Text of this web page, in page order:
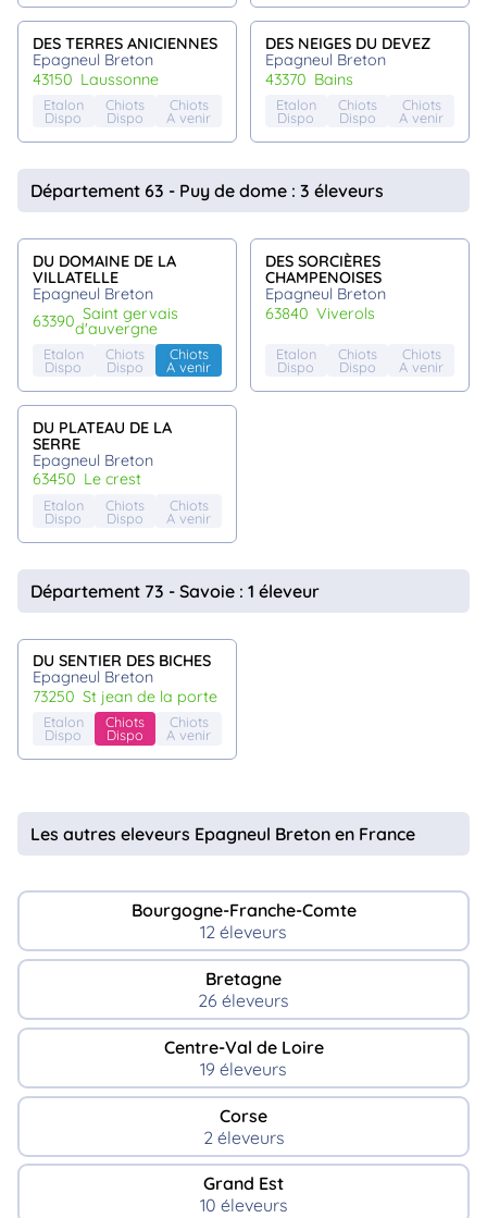
DES TERRES ANICIENNES
Epagneul Breton
43150
laussonne
Etalon
Dispo
Chiots
Dispo
Chiots
A venir
DES NEIGES DU DEVEZ
Epagneul Breton
43370
bains
Etalon
Dispo
Chiots
Dispo
Chiots
A venir
Département 63 - Puy de dome : 3 éleveurs
DU DOMAINE DE LA
VILLATELLE
Epagneul Breton
63390 saint gervais
d'auvergne
Etalon
Dispo
Chiots
Dispo
Chiots
A venir
DES SORCIÈRES
CHAMPENOISES
Epagneul Breton
63840
viverols
Etalon
Dispo
Chiots
Dispo
Chiots
A venir
DU PLATEAU DE LA
SERRE
Epagneul Breton
63450
le crest
Etalon
Dispo
Chiots
Dispo
Chiots
A venir
Département 73 - Savoie : 1 éleveur
DU SENTIER DES BICHES
Epagneul Breton
73250
st jean de la porte
Etalon
Dispo
Chiots
Dispo
Chiots
A venir
Les autres eleveurs Epagneul Breton en France
Bourgogne-Franche-Comte
12 éleveurs
Bretagne
26 éleveurs
Centre-Val de Loire
19 éleveurs
Corse
2 éleveurs
Grand Est
10 éleveurs